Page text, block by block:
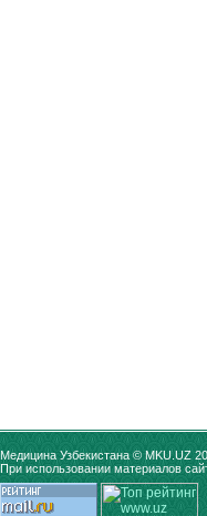
Медицина Узбекистана © MKU.UZ
При использовании материалов